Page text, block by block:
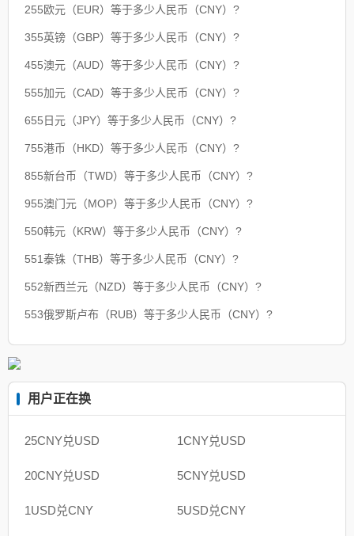
255欧元（EUR）等于多少人民币（CNY）?
355英镑（GBP）等于多少人民币（CNY）?
455澳元（AUD）等于多少人民币（CNY）?
555加元（CAD）等于多少人民币（CNY）?
655日元（JPY）等于多少人民币（CNY）?
755港币（HKD）等于多少人民币（CNY）?
855新台币（TWD）等于多少人民币（CNY）?
955澳门元（MOP）等于多少人民币（CNY）?
550韩元（KRW）等于多少人民币（CNY）?
551泰铢（THB）等于多少人民币（CNY）?
552新西兰元（NZD）等于多少人民币（CNY）?
553俄罗斯卢布（RUB）等于多少人民币（CNY）?
用户正在换
25CNY兑USD 1CNY兑USD
20CNY兑USD 5CNY兑USD
1USD兑CNY 5USD兑CNY